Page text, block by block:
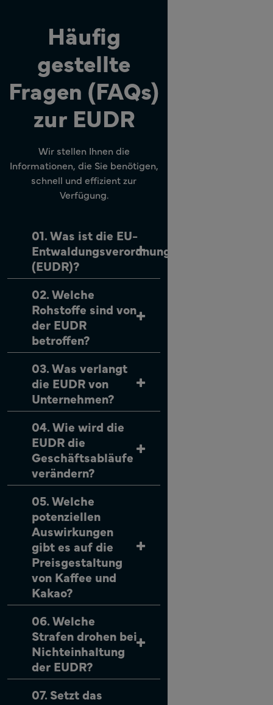
Häufig
gestellte
Fragen (FAQs)
zur EUDR
Wir stellen Ihnen die
Informationen, die Sie benötigen,
schnell und effizient zur
Verfügung.
01. Was ist die EU-
Entwaldungsverordnung
(EUDR)?
02. Welche
Rohstoffe sind von
der EUDR
betroffen?
03. Was verlangt
die EUDR von
Unternehmen?
04. Wie wird die
EUDR die
Geschäftsabläufe
verändern?
05. Welche
potenziellen
Auswirkungen
gibt es auf die
Preisgestaltung
von Kaffee und
Kakao?
06. Welche
Strafen drohen bei
Nichteinhaltung
der EUDR?
07. Setzt das